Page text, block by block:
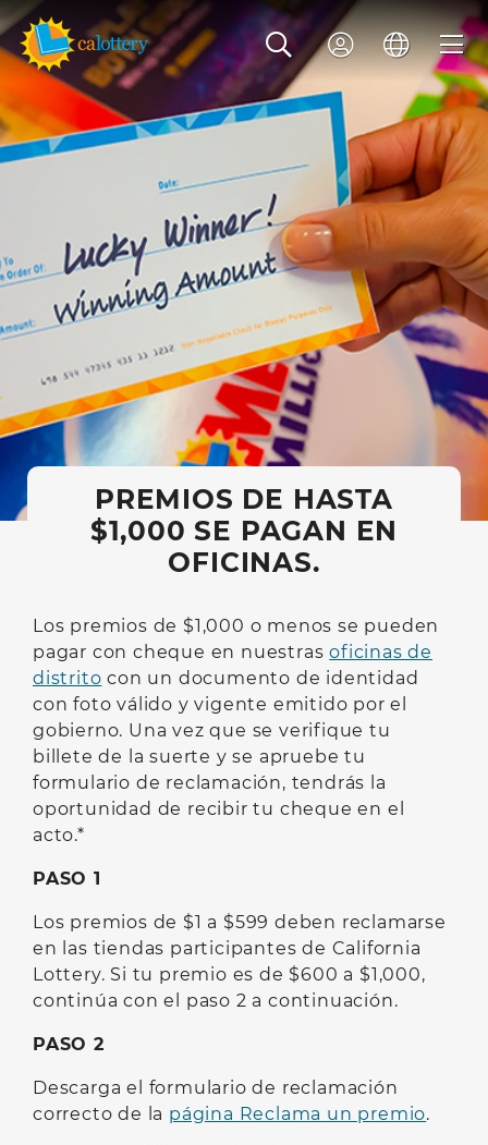
PREMIOS DE HASTA
$1,000 SE PAGAN EN
OFICINAS.
Los premios de $1,000 o menos se pueden
pagar con cheque en nuestrasoficinas de
distrito con un documento de identidad
con foto válido y vigente emitido por el
gobierno. Una vez que se verifique tu
billete de la suerte y se apruebe tu
formulario de reclamación, tendrás la
oportunidad de recibir tu cheque en el
acto.*
PASO 1
Los premios de $1 a $599 deben reclamarse
en las tiendas participantes de California
Lottery. Si tu premio es de $600 a $1,000,
continúa con el paso 2 a continuación.
PASO 2
Descarga el formulario de reclamación
correcto de la página Reclama un premio.